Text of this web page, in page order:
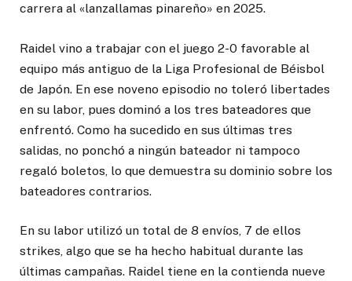
carrera al «lanzallamas pinareño» en 2025.
Raidel vino a trabajar con el juego 2-0 favorable al
equipo más antiguo de la Liga Profesional de Béisbol
de Japón. En ese noveno episodio no toleró libertades
en su labor, pues dominó a los tres bateadores que
enfrentó. Como ha sucedido en sus últimas tres
salidas, no ponchó a ningún bateador ni tampoco
regaló boletos, lo que demuestra su dominio sobre los
bateadores contrarios.
En su labor utilizó un total de 8 envíos, 7 de ellos
strikes, algo que se ha hecho habitual durante las
últimas campañas. Raidel tiene en la contienda nueve